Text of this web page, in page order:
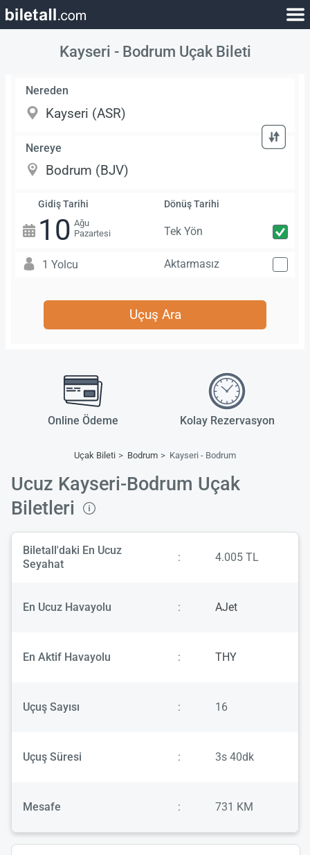
Kayseri - Bodrum Uçak Bileti
Nereden
Nereye
Gidiş Tarihi
10 Ağu
Pazartesi
Dönüş Tarihi
Tek Yön
1 Yolcu Aktarmasız
Uçuş Ara
Online Ödeme Kolay Rezervasyon
Uçak Bileti Bodrum Kayseri - Bodrum
Ucuz Kayseri-Bodrum Uçak
Biletleri
Biletall'daki En Ucuz
Seyahat
: 4.005 TL
En Ucuz Havayolu : AJet
En Aktif Havayolu : THY
Uçuş Sayısı : 16
Uçuş Süresi : 3s 40dk
Mesafe : 731 KM